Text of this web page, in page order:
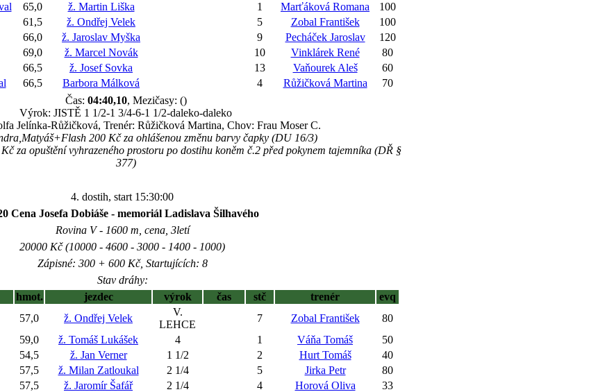
65,0 ž. Martin Liška 1 Marťáková Romana
100
61,5 ž. Ondřej Velek 5 Zobal František
100
66,0 ž. Jaroslav Myška 9 Pecháček Jaroslav
120
69,0 ž. Marcel Novák 10 Vinklárek René
80
66,5 ž. Josef Sovka 13 Vaňourek Aleš
60
66,5 Barbora Málková 4 Růžičková Martina
70
Čas: 04:40,10, Mezičasy: ()
Výrok: JISTĚ 1 1/2-1 3/4-6-1 1/2-daleko-daleko
Jelínka-Růžičková, Trenér: Růžičková Martina, Chov: Frau Moser C.
200 Kč za ohlášenou změnu barvy čapky (DU 16/3)
za opuštění vyhrazeného prostoru po dostihu koněm č.2 před pokynem tajemníka (DŘ §
377)
4. dostih, start 15:30:00
Cena Josefa Dobiáše - memoriál Ladislava Šilhavého
Rovina V - 1600 m, cena, 3letí
20000 Kč (10000 - 4600 - 3000 - 1400 - 1000)
Zápisné: 300 + 600 Kč, Startujících: 8
Stav dráhy:
hmot. jezdec výrok čas stč trenér
evq
57,0 ž. Ondřej Velek
V.
LEHCE
7 Zobal František
80
59,0 ž. Tomáš Lukášek 4 1 Váňa Tomáš
50
54,5 ž. Jan Verner 1 1/2 2 Hurt Tomáš
40
57,5 ž. Milan Zatloukal 2 1/4 5 Jirka Petr
80
57,5 ž. Jaromír Šafář 2 1/4 4 Horová Oliva
33